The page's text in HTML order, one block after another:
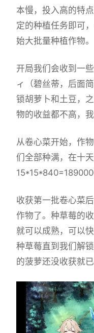
本慢，投入高的特
定的种植任务即可
始大批量种植作物。
开局我们会收到一
ィ（碧丝蒂，后面
锁胡萝卜和土豆，
物的收益都不高，
从卷心菜开始，作
们全部种满，在十
收获第一批卷心菜
作物了。种草莓的
就可以成熟，可以
种草莓直到我们解
的菠萝还没收获就已